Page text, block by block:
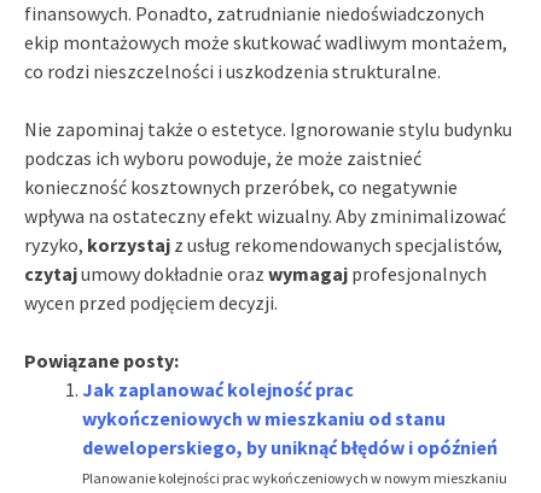
finansowych. Ponadto, zatrudnianie niedoświadczonych
ekip montażowych może skutkować wadliwym montażem,
co rodzi nieszczelności i uszkodzenia strukturalne.
Nie zapominaj także o estetyce. Ignorowanie stylu budynku
podczas ich wyboru powoduje, że może zaistnieć
konieczność kosztownych przeróbek, co negatywnie
wpływa na ostateczny efekt wizualny. Aby zminimalizować
ryzyko, korzystaj z usług rekomendowanych specjalistów,
czytajumowy dokładnie oraz wymagaj profesjonalnych
wycen przed podjęciem decyzji.
Powiązane posty:
Jak zaplanować kolejność prac
wykończeniowych w mieszkaniu od stanu
deweloperskiego, by uniknąć błędów i opóźnień
Planowanie kolejności prac wykończeniowych w nowym mieszkaniu